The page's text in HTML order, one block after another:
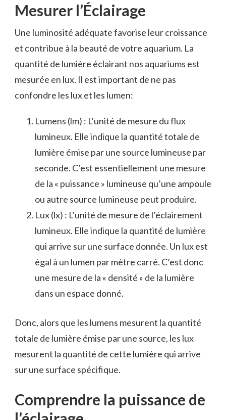
Mesurer l’Éclairage
Une luminosité adéquate favorise leur croissance
et contribue à la beauté de votre aquarium. La
quantité de lumière éclairant nos aquariums est
mesurée en lux. Il est important de ne pas
confondre les lux et les lumen:
Lumens (lm) : L’unité de mesure du flux
lumineux. Elle indique la quantité totale de
lumière émise par une source lumineuse par
seconde. C’est essentiellement une mesure
de la « puissance » lumineuse qu’une ampoule
ou autre source lumineuse peut produire.
Lux (lx) : L’unité de mesure de l’éclairement
lumineux. Elle indique la quantité de lumière
qui arrive sur une surface donnée. Un lux est
égal à un lumen par mètre carré. C’est donc
une mesure de la « densité » de la lumière
dans un espace donné.
Donc, alors que les lumens mesurent la quantité
totale de lumière émise par une source, les lux
mesurent la quantité de cette lumière qui arrive
sur une surface spécifique.
Comprendre la puissance de